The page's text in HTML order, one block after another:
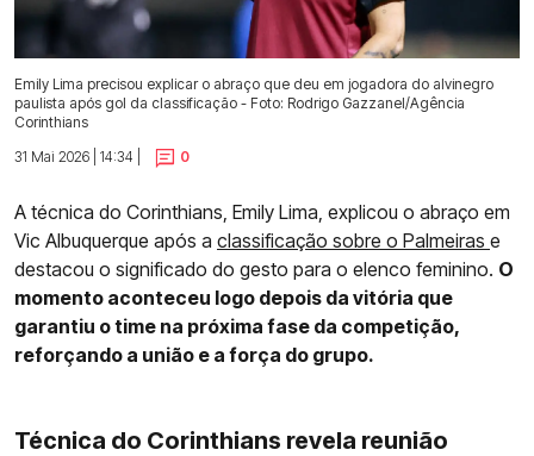
Emily Lima precisou explicar o abraço que deu em jogadora do alvinegro
paulista após gol da classificação - Foto: Rodrigo Gazzanel/Agência
Corinthians
31 Mai 2026 | 14:34 |
0
A técnica do Corinthians, Emily Lima, explicou o abraço em
Vic Albuquerque após a classificação sobre o Palmeiras e
destacou o significado do gesto para o elenco feminino. O
momento aconteceu logo depois da vitória que
garantiu o time na próxima fase da competição,
reforçando a união e a força do grupo.
Técnica do Corinthians revela reunião